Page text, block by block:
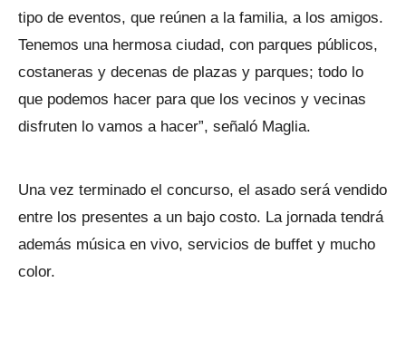
tipo de eventos, que reúnen a la familia, a los amigos.
Tenemos una hermosa ciudad, con parques públicos,
costaneras y decenas de plazas y parques; todo lo
que podemos hacer para que los vecinos y vecinas
disfruten lo vamos a hacer”, señaló Maglia.
Una vez terminado el concurso, el asado será vendido
entre los presentes a un bajo costo. La jornada tendrá
además música en vivo, servicios de buffet y mucho
color.